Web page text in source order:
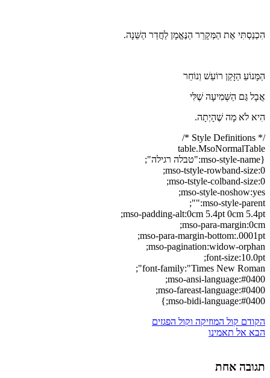
הִכְנַסְתִּי אֶת הַמְּקָרֵר הַנֶּאֱמָן לַחֲדַר הַשֵּׁנָה.
הַמָּנוֹעַ הַזָּקֵן רוֹעֵשׁ וְנוֹחֵר
אֲבָל גַּם הַשְּׁמִיעָה שֶׁלִּי
הִיא לֹא מָה שֶׁהָיְתָה.
/* Style Definitions */
table.MsoNormalTable
{mso-style-name:"טבלה רגילה";
mso-tstyle-rowband-size:0;
mso-tstyle-colband-size:0;
mso-style-noshow:yes;
mso-style-parent:"";
mso-padding-alt:0cm 5.4pt 0cm 5.4pt;
mso-para-margin:0cm;
mso-para-margin-bottom:.0001pt;
mso-pagination:widow-orphan;
font-size:10.0pt;
font-family:"Times New Roman";
mso-ansi-language:#0400;
mso-fareast-language:#0400;
mso-bidi-language:#0400;}
הקודם קול המוזיקה וקול הפגזים
הבא אל תאמינו
תגובה אחת